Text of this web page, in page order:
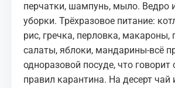
перчатки, шампунь, мыло. Ведро
уборки. Трёхразовое питание:
рис, гречка, перловка, макароны,
салаты, яблоки, мандарины-всё
одноразовой посуде, что
правил карантина. На десерт чай